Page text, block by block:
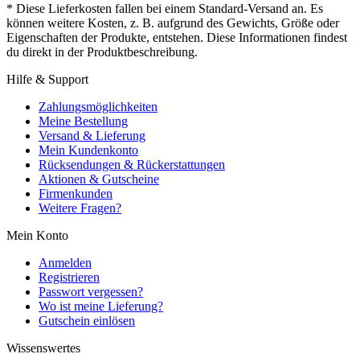
* Diese Lieferkosten fallen bei einem Standard-Versand an. Es
können weitere Kosten, z. B. aufgrund des Gewichts, Größe oder
Eigenschaften der Produkte, entstehen. Diese Informationen findest
du direkt in der Produktbeschreibung.
Hilfe & Support
Zahlungsmöglichkeiten
Meine Bestellung
Versand & Lieferung
Mein Kundenkonto
Rücksendungen & Rückerstattungen
Aktionen & Gutscheine
Firmenkunden
Weitere Fragen?
Mein Konto
Anmelden
Registrieren
Passwort vergessen?
Wo ist meine Lieferung?
Gutschein einlösen
Wissenswertes